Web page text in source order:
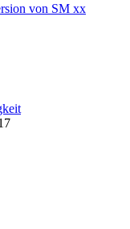
von SM xx